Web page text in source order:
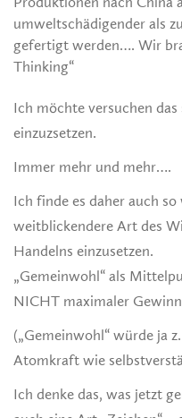
umweltschädigender als
gefertigt werden…. Wir
Thinking“
Ich möchte versuchen
einzuzsetzen.
Immer mehr und mehr….
Ich finde es daher auch
weitblickendere Art des
Handelns einzusetzen.
„Gemeinwohl“ als
NICHT maximaler
(„Gemeinwohl“ würde ja
Atomkraft wie
Ich denke das, was jetzt